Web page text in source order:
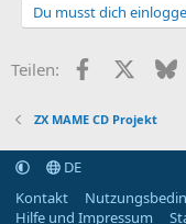
Du musst dich
Teilen: Facebook
X
ZX MAME CD Projekt
DE
Kontakt
Hilfe und Impressum